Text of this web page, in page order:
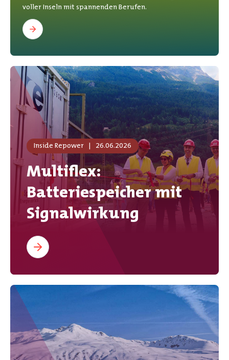
voller Inseln mit spannenden Berufen.
Inside Repower | 26.06.2026
Multiflex:
Batteriespeicher mit
Signalwirkung